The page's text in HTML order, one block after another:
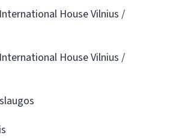
House Vilnius /
House Vilnius /